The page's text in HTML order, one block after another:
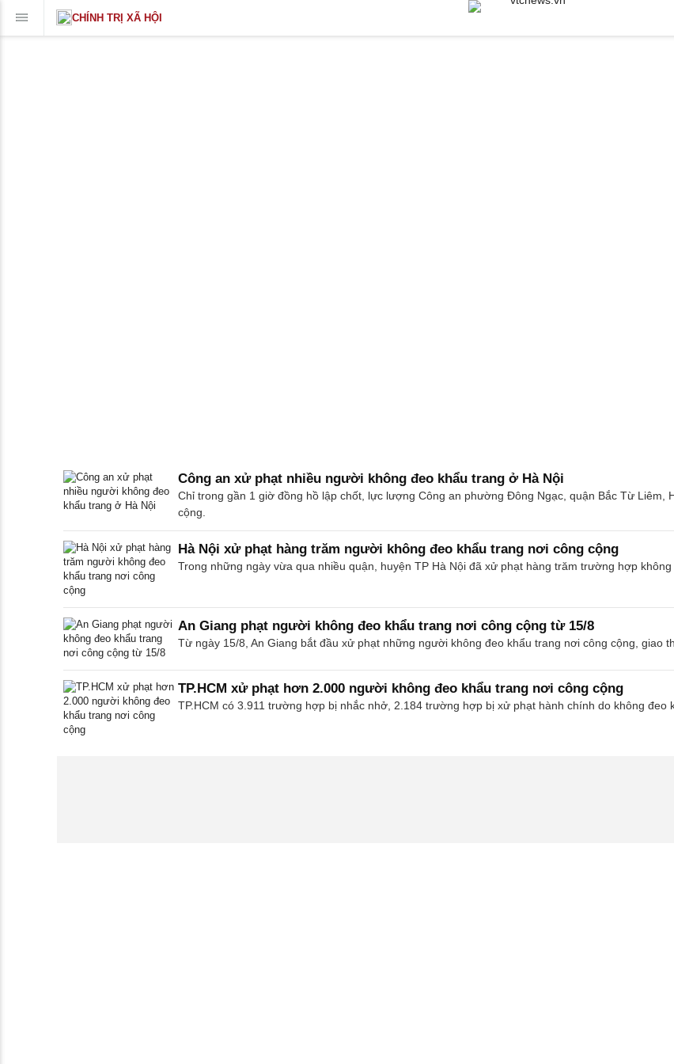
CHÍNH TRỊ XÃ HỘI
Công an xử phạt nhiều người không đeo khẩu trang ở Hà Nội
Chỉ trong gần 1 giờ đồng hồ lập chốt, lực lượng Công an phường Đông Ngạc, quận Bắc Từ
cộng.
Hà Nội xử phạt hàng trăm người không đeo khẩu trang nơi công cộng
Trong những ngày vừa qua nhiều quận, huyện TP Hà Nội đã xử phạt hàng trăm trường hợp
An Giang phạt người không đeo khẩu trang nơi công cộng từ 15/8
Từ ngày 15/8, An Giang bắt đầu xử phạt những người không đeo khẩu trang nơi công cộng, giao
TP.HCM xử phạt hơn 2.000 người không đeo khẩu trang nơi công cộng
TP.HCM có 3.911 trường hợp bị nhắc nhở, 2.184 trường hợp bị xử phạt hành chính do không đeo